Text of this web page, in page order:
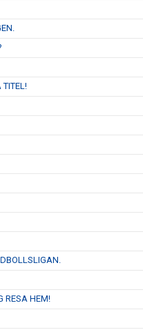
TITEL!
RESA HEM!